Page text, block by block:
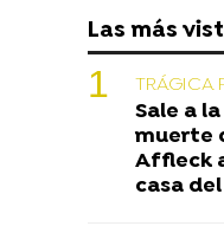
Las más
TRÁGICA
Sale a
muerte
Affleck
casa